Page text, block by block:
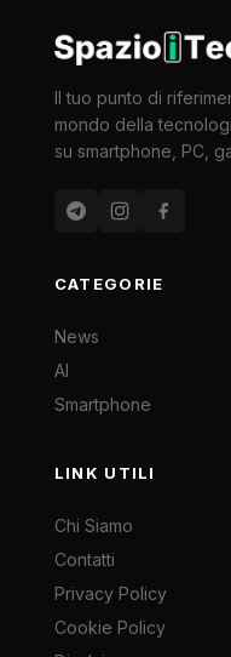
Il tuo punto di
mondo della
su smartphone, PC,
CATEGORIE
News
AI
Smartphone
LINK UTILI
Chi Siamo
Contatti
Privacy Policy
Cookie Policy